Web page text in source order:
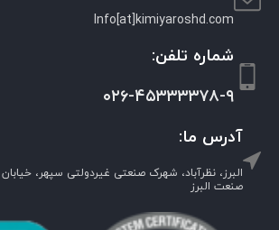
Info[at]kimiyaroshd.com
شماره تلفن:
۰۲۶-۴۵۳۳۳۳۷۸-۹
آدرس ما:
البرز، نظرآباد، شهرک صنعتی غیردولتی سپهر،
صنعت البرز